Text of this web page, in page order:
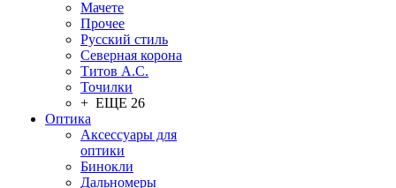
Мачете
Прочее
Русский стиль
Северная корона
Титов А.С.
Точилки
+ ЕЩЕ 26
Оптика
Аксессуары для
оптики
Бинокли
Дальномеры